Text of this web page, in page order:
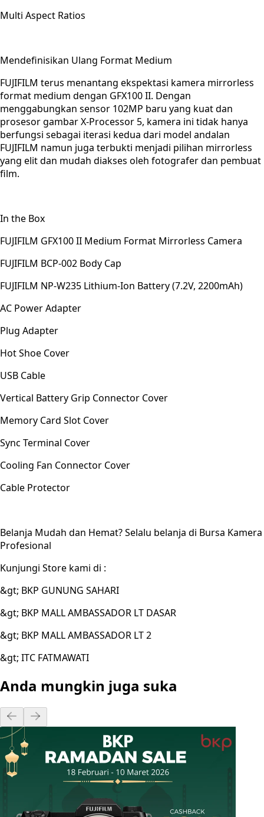
Multi Aspect Ratios
Mendefinisikan Ulang Format Medium
FUJIFILM terus menantang ekspektasi kamera mirrorless
format medium dengan GFX100 II. Dengan
menggabungkan sensor 102MP baru yang kuat dan
prosesor gambar X-Processor 5, kamera ini tidak hanya
berfungsi sebagai iterasi kedua dari model andalan
FUJIFILM namun juga terbukti menjadi pilihan mirrorless
yang elit dan mudah diakses oleh fotografer dan pembuat
film.
In the Box
FUJIFILM GFX100 II Medium Format Mirrorless Camera
FUJIFILM BCP-002 Body Cap
FUJIFILM NP-W235 Lithium-Ion Battery (7.2V, 2200mAh)
AC Power Adapter
Plug Adapter
Hot Shoe Cover
USB Cable
Vertical Battery Grip Connector Cover
Memory Card Slot Cover
Sync Terminal Cover
Cooling Fan Connector Cover
Cable Protector
Belanja Mudah dan Hemat? Selalu belanja di Bursa Kamera
Profesional
Kunjungi Store kami di :
&gt; BKP GUNUNG SAHARI
&gt; BKP MALL AMBASSADOR LT DASAR
&gt; BKP MALL AMBASSADOR LT 2
&gt; ITC FATMAWATI
Anda mungkin juga suka